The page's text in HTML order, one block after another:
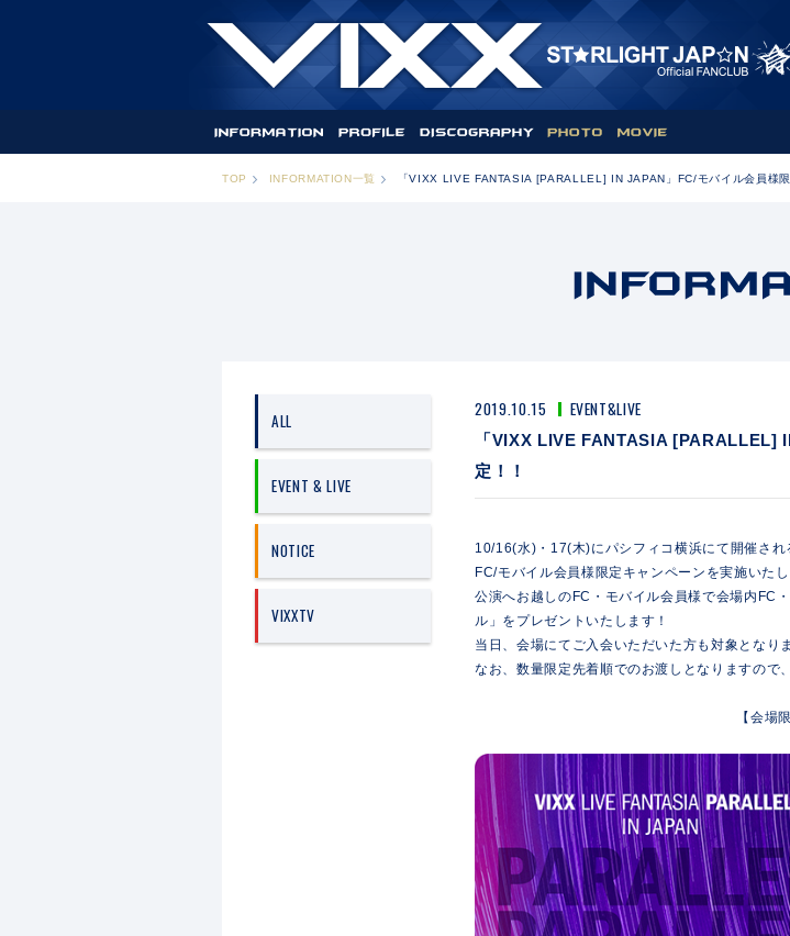
TOP INFORMATION一覧 「VIXX LIVE FANTASIA [PARALLEL] IN JAPAN」FC/モバイル会員様限
ALL
EVENT & LIVE
NOTICE
VIXXTV
2019.10.15 EVENT&LIVE
「VIXX LIVE FANTASIA [PARALLEL]
定！！
10/16(水)・17(木)にパシフィコ横浜にて開催さ
FC/モバイル会員様限定キャンペーンを実施いたし
公演へお越しのFC・モバイル会員様で会場内FC
ル」をプレゼントいたします！
当日、会場にてご入会いただいた方も対象となり
なお、数量限定先着順でのお渡しとなりますので
【会場